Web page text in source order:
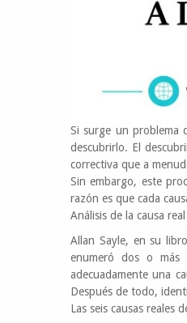
Si surge un problema
descubrirlo. El
correctiva que a
Sin embargo, este
razón es que cada
Análisis de la causa real
Allan Sayle, en su
enumeró dos o más
adecuadamente una
Después de todo,
Las seis causas reales